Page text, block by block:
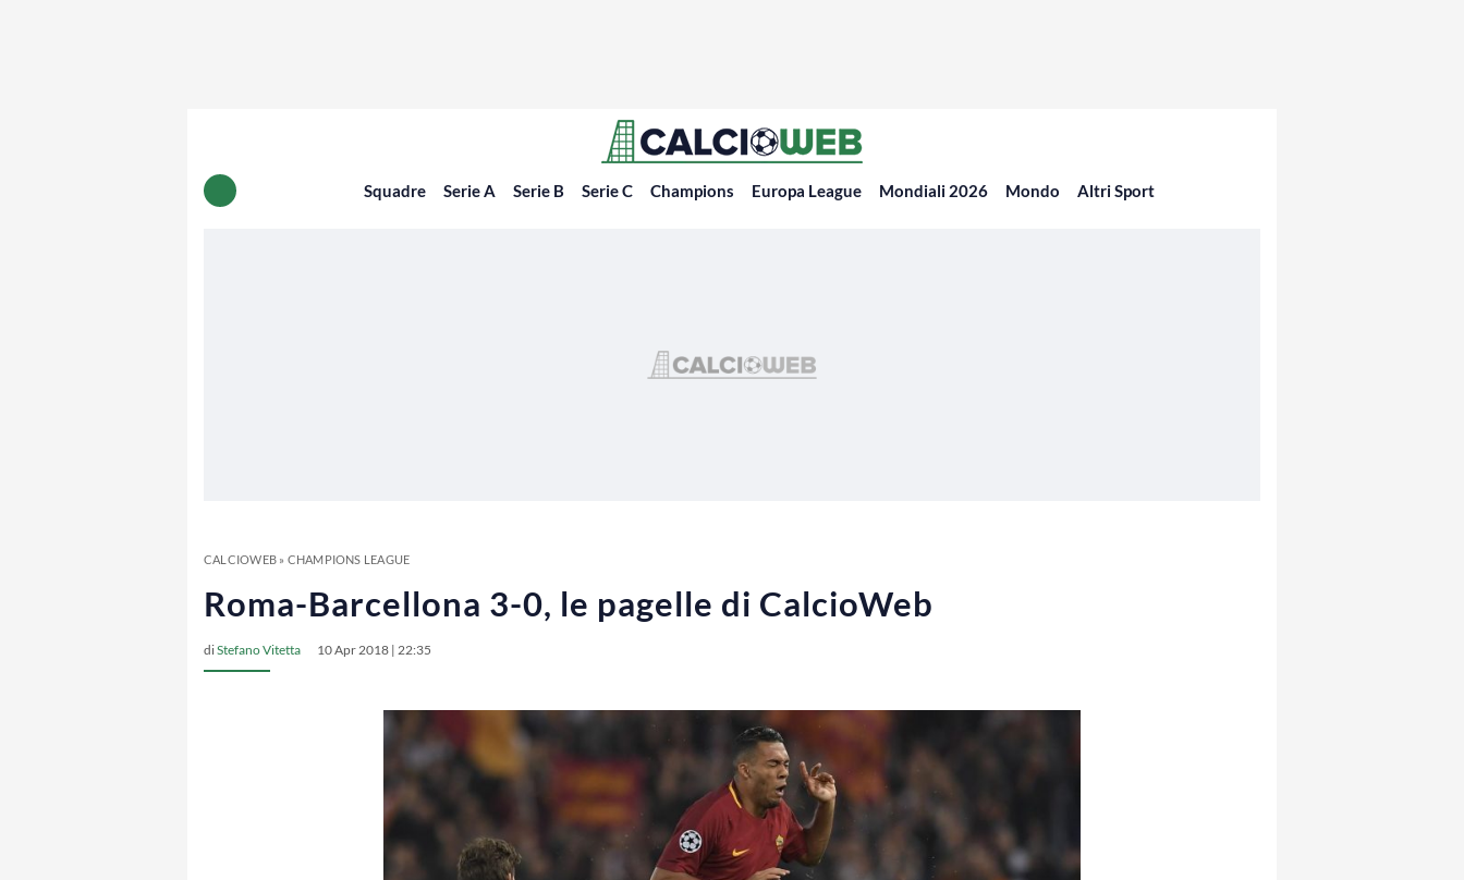
Squadre Serie A Serie B Serie C Champions Europa League Mondiali 2026 Mondo Altri Sport
CALCIOWEB» CHAMPIONS LEAGUE
Roma-Barcellona 3-0, le pagelle di CalcioWeb
diStefano Vitetta 10 Apr 2018 | 22:35